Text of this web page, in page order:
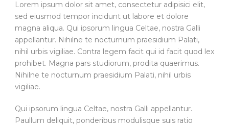
Lorem ipsum dolor sit amet, consectetur adipisici elit,
sed eiusmod tempor incidunt ut labore et dolore
magna aliqua. Qui ipsorum lingua Celtae, nostra Galli
appellantur. Nihilne te nocturnum praesidium Palati,
nihil urbis vigiliae. Contra legem facit qui id facit quod lex
prohibet. Magna pars studiorum, prodita quaerimus.
Nihilne te nocturnum praesidium Palati, nihil urbis
vigiliae.
Qui ipsorum lingua Celtae, nostra Galli appellantur.
Paullum deliquit, ponderibus modulisque suis ratio